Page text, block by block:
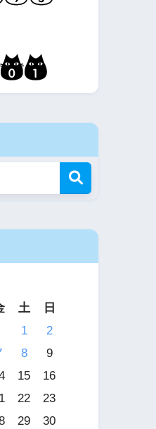
土
日
1
2
8
9
15
16
22
23
29
30